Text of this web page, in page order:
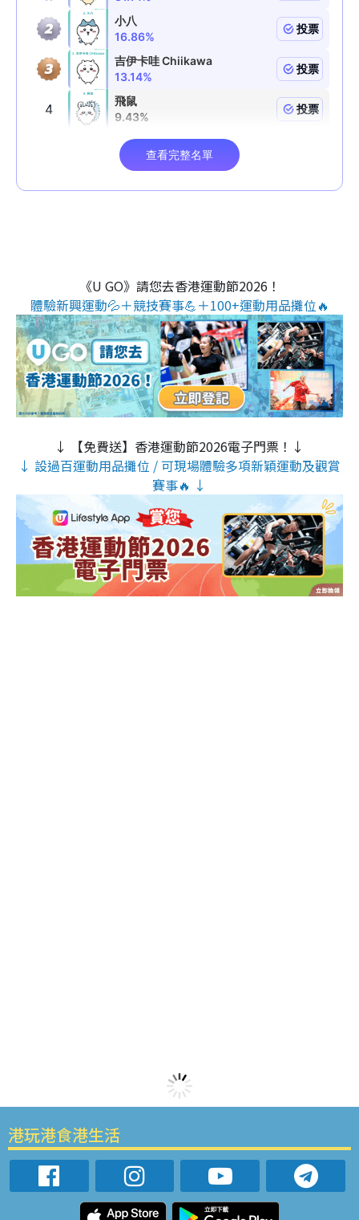
《U GO》請您去香港運動節2026！
體驗新興運動💦＋競技賽事💪＋100+運動用品攤位🔥
↓ 【免費送】香港運動節2026電子門票！↓
↓ 設過百運動用品攤位 / 可現場體驗多項新穎運動及觀賞
賽事🔥 ↓
港玩港食港生活